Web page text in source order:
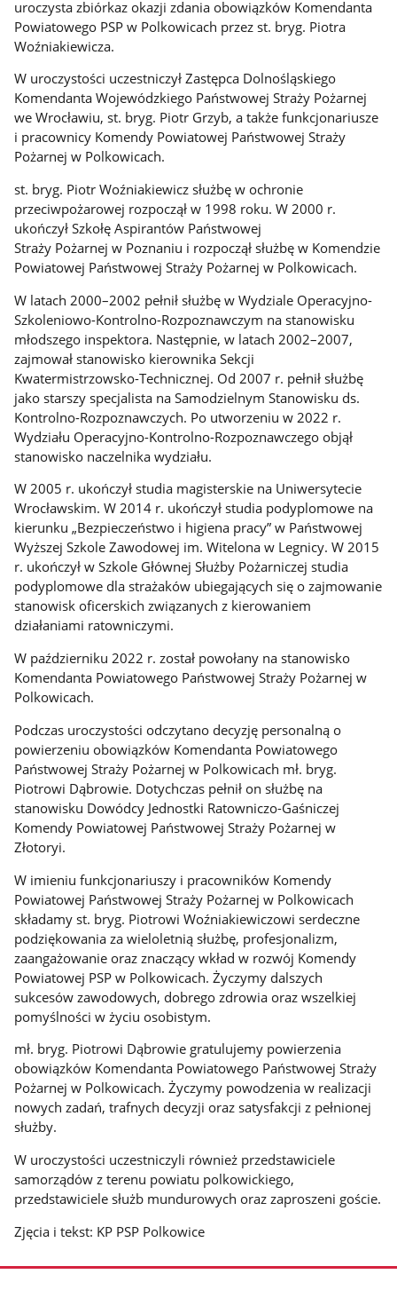
uroczysta zbiórkaz okazji zdania obowiązków Komendanta
Powiatowego PSP w Polkowicach przez st. bryg. Piotra
Woźniakiewicza.
W uroczystości uczestniczył Zastępca Dolnośląskiego
Komendanta Wojewódzkiego Państwowej Straży Pożarnej
we Wrocławiu, st. bryg. Piotr Grzyb, a także funkcjonariusze
i pracownicy Komendy Powiatowej Państwowej Straży
Pożarnej w Polkowicach.
st. bryg. Piotr Woźniakiewicz służbę w ochronie
przeciwpożarowej rozpoczął w 1998 roku. W 2000 r.
ukończył Szkołę Aspirantów Państwowej
Straży Pożarnej w Poznaniu i rozpoczął służbę w Komendzie
Powiatowej Państwowej Straży Pożarnej w Polkowicach.
W latach 2000–2002 pełnił służbę w Wydziale Operacyjno-
Szkoleniowo-Kontrolno-Rozpoznawczym na stanowisku
młodszego inspektora. Następnie, w latach 2002–2007,
zajmował stanowisko kierownika Sekcji
Kwatermistrzowsko-Technicznej. Od 2007 r. pełnił służbę
jako starszy specjalista na Samodzielnym Stanowisku ds.
Kontrolno-Rozpoznawczych. Po utworzeniu w 2022 r.
Wydziału Operacyjno-Kontrolno-Rozpoznawczego objął
stanowisko naczelnika wydziału.
W 2005 r. ukończył studia magisterskie na Uniwersytecie
Wrocławskim. W 2014 r. ukończył studia podyplomowe na
kierunku „Bezpieczeństwo i higiena pracy” w Państwowej
Wyższej Szkole Zawodowej im. Witelona w Legnicy. W 2015
r. ukończył w Szkole Głównej Służby Pożarniczej studia
podyplomowe dla strażaków ubiegających się o zajmowanie
stanowisk oficerskich związanych z kierowaniem
działaniami ratowniczymi.
W październiku 2022 r. został powołany na stanowisko
Komendanta Powiatowego Państwowej Straży Pożarnej w
Polkowicach.
Podczas uroczystości odczytano decyzję personalną o
powierzeniu obowiązków Komendanta Powiatowego
Państwowej Straży Pożarnej w Polkowicach mł. bryg.
Piotrowi Dąbrowie. Dotychczas pełnił on służbę na
stanowisku Dowódcy Jednostki Ratowniczo-Gaśniczej
Komendy Powiatowej Państwowej Straży Pożarnej w
Złotoryi.
W imieniu funkcjonariuszy i pracowników Komendy
Powiatowej Państwowej Straży Pożarnej w Polkowicach
składamy st. bryg. Piotrowi Woźniakiewiczowi serdeczne
podziękowania za wieloletnią służbę, profesjonalizm,
zaangażowanie oraz znaczący wkład w rozwój Komendy
Powiatowej PSP w Polkowicach. Życzymy dalszych
sukcesów zawodowych, dobrego zdrowia oraz wszelkiej
pomyślności w życiu osobistym.
mł. bryg. Piotrowi Dąbrowie gratulujemy powierzenia
obowiązków Komendanta Powiatowego Państwowej Straży
Pożarnej w Polkowicach. Życzymy powodzenia w realizacji
nowych zadań, trafnych decyzji oraz satysfakcji z pełnionej
służby.
W uroczystości uczestniczyli również przedstawiciele
samorządów z terenu powiatu polkowickiego,
przedstawiciele służb mundurowych oraz zaproszeni goście.
Zjęcia i tekst: KP PSP Polkowice